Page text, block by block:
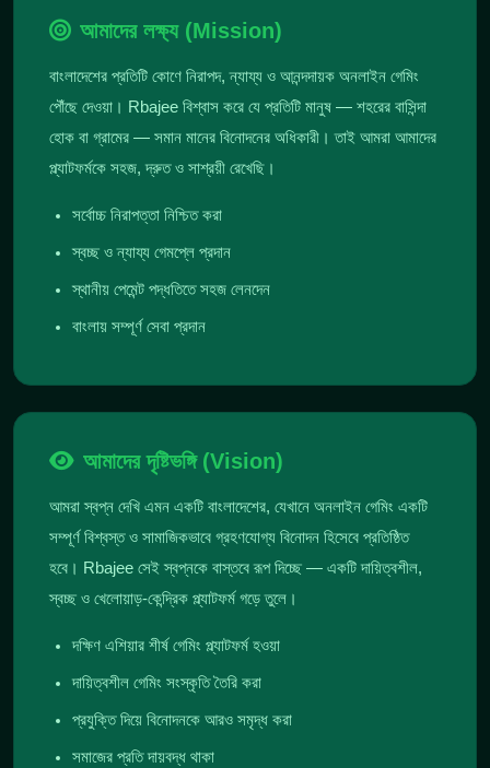
আমাদের লক্ষ্য (Mission)
বাংলাদেশের প্রতিটি কোণে নিরাপদ, ন্যায্য ও আনন্দদায়ক অনলাইন গেমিং
পৌঁছে দেওয়া। Rbajee বিশ্বাস করে যে প্রতিটি মানুষ — শহরের বাসিন্দা
হোক বা গ্রামের — সমান মানের বিনোদনের অধিকারী। তাই আমরা আমাদের
প্ল্যাটফর্মকে সহজ, দ্রুত ও সাশ্রয়ী রেখেছি।
সর্বোচ্চ নিরাপত্তা নিশ্চিত করা
স্বচ্ছ ও ন্যায্য গেমপ্লে প্রদান
স্থানীয় পেমেন্ট পদ্ধতিতে সহজ লেনদেন
বাংলায় সম্পূর্ণ সেবা প্রদান
আমাদের দৃষ্টিভঙ্গি (Vision)
আমরা স্বপ্ন দেখি এমন একটি বাংলাদেশের, যেখানে অনলাইন গেমিং একটি
সম্পূর্ণ বিশ্বস্ত ও সামাজিকভাবে গ্রহণযোগ্য বিনোদন হিসেবে প্রতিষ্ঠিত
হবে। Rbajee সেই স্বপ্নকে বাস্তবে রূপ দিচ্ছে — একটি দায়িত্বশীল,
স্বচ্ছ ও খেলোয়াড়-কেন্দ্রিক প্ল্যাটফর্ম গড়ে তুলে।
দক্ষিণ এশিয়ার শীর্ষ গেমিং প্ল্যাটফর্ম হওয়া
দায়িত্বশীল গেমিং সংস্কৃতি তৈরি করা
প্রযুক্তি দিয়ে বিনোদনকে আরও সমৃদ্ধ করা
সমাজের প্রতি দায়বদ্ধ থাকা